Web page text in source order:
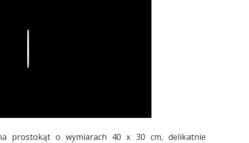
prostokąt o wymiarach 40 x 30 cm, delikatnie